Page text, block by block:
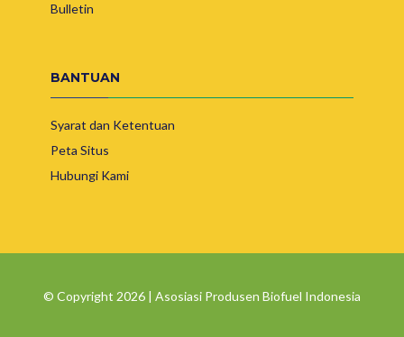
Bulletin
BANTUAN
Syarat dan Ketentuan
Peta Situs
Hubungi Kami
© Copyright 2026 | Asosiasi Produsen Biofuel Indonesia